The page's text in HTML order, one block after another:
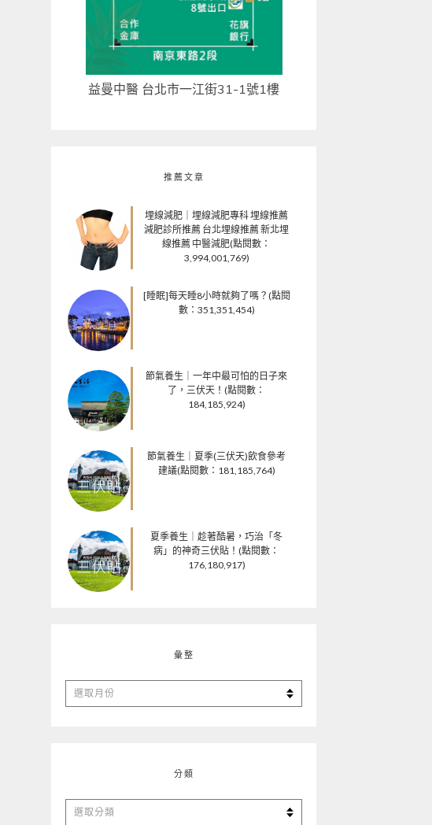
益曼中醫 台北市一江街31-1號1樓
推薦文章
埋線減肥｜埋線減肥專科 埋線推薦
減肥診所推薦 台北埋線推薦 新北埋
線推薦 中醫減肥(點閱數：
3,994,001,769)
[睡眠]每天睡8小時就夠了嗎？(點閱
數：351,351,454)
節氣養生｜一年中最可怕的日子來
了，三伏天！(點閱數：
184,185,924)
節氣養生｜夏季(三伏天)飲食參考
建議(點閱數：181,185,764)
夏季養生｜趁著酷暑，巧治「冬
病」的神奇三伏貼！(點閱數：
176,180,917)
彙整
彙
整
分類
分